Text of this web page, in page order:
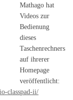
Mathago hat
Videos zur
Bedienung
dieses
Taschenrechners
auf ihrerer
Homepage
veröffentlicht:
classpad-ii/